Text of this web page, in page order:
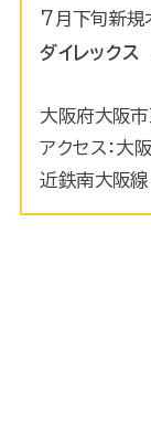
7月下旬新規
ダイレック
大阪府大阪
アクセス：大
近鉄南大阪